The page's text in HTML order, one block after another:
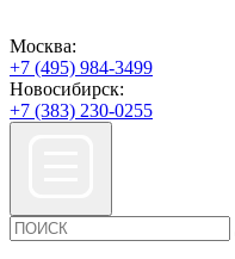
Москва:
+7 (495) 984-3499
Новосибирск:
+7 (383) 230-0255